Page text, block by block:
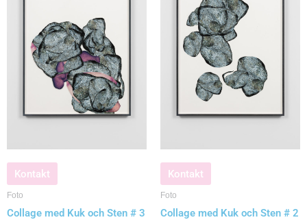
Kontakt
Foto
Collage med Kuk och Sten # 3
Kontakt
Foto
Collage med Kuk och Sten # 2